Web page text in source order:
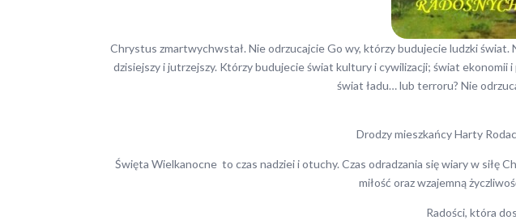
Chrystus zmartwychwstał. Nie odrzucajcie Go wy, którzy budujecie ludzki
dzisiejszy i jutrzejszy. Którzy budujecie świat kultury i cywilizacji; świat
świat ładu… lub terroru? Nie
Drodzy mieszkańcy Harty
Święta Wielkanocne to czas nadziei i otuchy. Czas odradzania się wiary w siłę
miłość oraz wzajemną
Radości, która